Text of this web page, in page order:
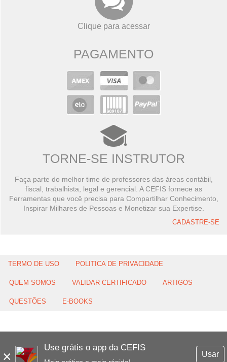
×
Use grátis o app da CEFIS
Usar
Clique para acessar
PAGAMENTO
TORNE-SE INSTRUTOR
Faça parte do melhor time de professores das áreas contábil,
fiscal, trabalhista, legal e gerencial. A CEFIS fornece as
Ferramentas que você precisa para Compartilhar Conhecimento,
Inspirar Milhares de Pessoas e Monetizar sua Expertise.
CADASTRE-SE
TERMO DE USO POLITICA DE PRIVACIDADE
QUEM SOMOS VALIDAR CERTIFICADO ARTIGOS
QUESTÕES E-BOOKS